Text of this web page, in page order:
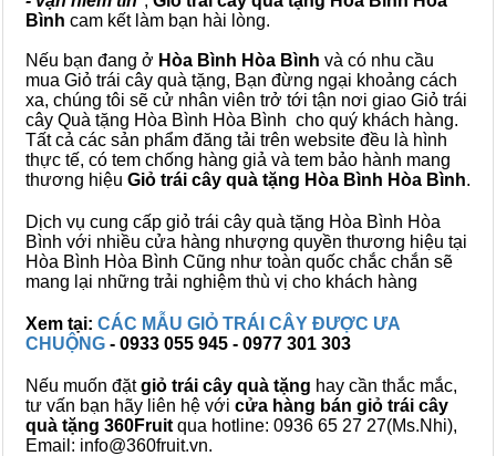
Bình cam kết làm bạn hài lòng.
Nếu bạn đang ở Hòa Bình Hòa Bình và có nhu cầu
mua Giỏ trái cây quà tặng, Bạn đừng ngại khoảng cách
xa, chúng tôi sẽ cử nhân viên trở tới tận nơi giao Giỏ trái
cây Quà tặng Hòa Bình Hòa Bình cho quý khách hàng.
Tất cả các sản phẩm đăng tải trên website đều là hình
thực tế, có tem chống hàng giả và tem bảo hành mang
thương hiệu Giỏ trái cây quà tặng Hòa Bình Hòa Bình.
Dịch vụ cung cấp giỏ trái cây quà tặng Hòa Bình Hòa
Bình với nhiều cửa hàng nhượng quyền thương hiệu tại
Hòa Bình Hòa Bình Cũng như toàn quốc chắc chắn sẽ
mang lại những trải nghiệm thù vị cho khách hàng
Xem tại: CÁC MẪU GIỎ TRÁI CÂY ĐƯỢC ƯA
CHUỘNG - 0933 055 945 - 0977 301 303
Nếu muốn đặtgiỏ trái cây quà tặng hay cần thắc mắc,
tư vấn bạn hãy liên hệ với cửa hàng bán giỏ trái cây
quà tặng 360Fruit qua hotline: 0936 65 27 27(Ms.Nhi),
Email: info@360fruit.vn.